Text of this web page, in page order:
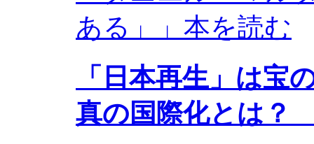
ある」」本を読む
「日本再生」は宝
真の国際化とは